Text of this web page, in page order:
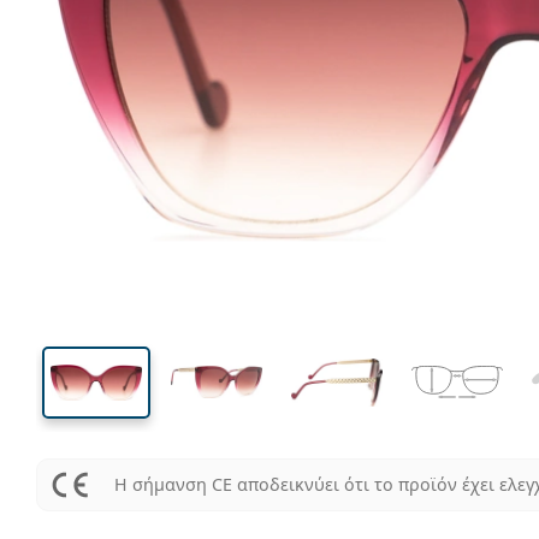
51 mm
Ύψος φακού Μήκος φακού
Μήκος
Η σήμανση CE αποδεικνύει ότι το προϊόν έχει